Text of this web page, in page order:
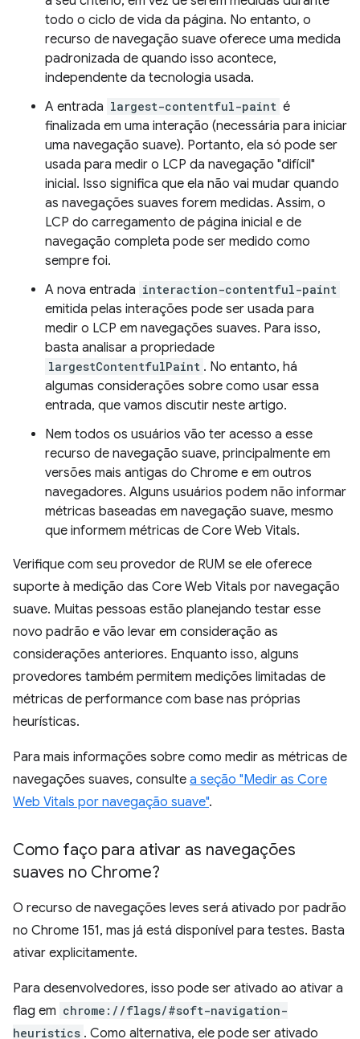
todo o ciclo de vida da página. No entanto, o
recurso de navegação suave oferece uma medida
padronizada de quando isso acontece,
independente da tecnologia usada.
A entrada largest-contentful-paint é
finalizada em uma interação (necessária para iniciar
uma navegação suave). Portanto, ela só pode ser
usada para medir o LCP da navegação "difícil"
inicial. Isso significa que ela não vai mudar quando
as navegações suaves forem medidas. Assim, o
LCP do carregamento de página inicial e de
navegação completa pode ser medido como
sempre foi.
A nova entrada interaction-contentful-paint
emitida pelas interações pode ser usada para
medir o LCP em navegações suaves. Para isso,
basta analisar a propriedade
largestContentfulPaint . No entanto, há
algumas considerações sobre como usar essa
entrada, que vamos discutir neste artigo.
Nem todos os usuários vão ter acesso a esse
recurso de navegação suave, principalmente em
versões mais antigas do Chrome e em outros
navegadores. Alguns usuários podem não informar
métricas baseadas em navegação suave, mesmo
que informem métricas de Core Web Vitals.
Verifique com seu provedor de RUM se ele oferece
suporte à medição das Core Web Vitals por navegação
suave. Muitas pessoas estão planejando testar esse
novo padrão e vão levar em consideração as
considerações anteriores. Enquanto isso, alguns
provedores também permitem medições limitadas de
métricas de performance com base nas próprias
heurísticas.
Para mais informações sobre como medir as métricas de
navegações suaves, consulte a seção "Medir as Core
Web Vitals por navegação suave".
Como faço para ativar as navegações
suaves no Chrome?
O recurso de navegações leves será ativado por padrão
no Chrome 151, mas já está disponível para testes. Basta
ativar explicitamente.
Para desenvolvedores, isso pode ser ativado ao ativar a
flag em chrome://flags/#soft-navigation-
heuristics . Como alternativa, ele pode ser ativado